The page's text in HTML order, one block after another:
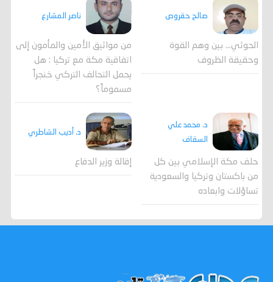
صالح حقروص
الحوثي... بين وهم القوة
وحقيقة الظروف
ناصر المشارع
من مواثيق الأمين والمأمون إلى
اتفاقية مكة مع تركيا : هل
يحمل التحالف التركي خنجراً
مسموماً؟
د. محمد علي
السقاف
حلف مكة الإسلامي بين كل
من باكستان وتركيا والسعودية
تساؤلات وابعاده
د. أديب الشاطري
إقالة وزير الدفاع